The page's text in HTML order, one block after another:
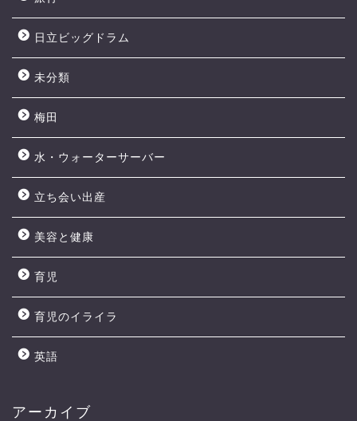
日立ビッグドラム
未分類
梅田
水・ウォーターサーバー
立ち会い出産
美容と健康
育児
育児のイライラ
英語
アーカイブ